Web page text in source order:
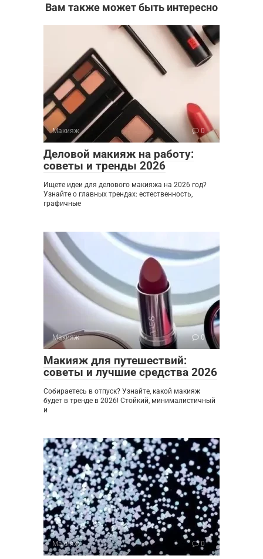
Вам также может быть интересно
Макияж 0
Деловой макияж на работу:
советы и тренды 2026
Ищете идеи для делового макияжа на 2026 год?
Узнайте о главных трендах: естественность,
графичные
Макияж 0
Макияж для путешествий:
советы и лучшие средства 2026
Собираетесь в отпуск? Узнайте, какой макияж
будет в тренде в 2026! Стойкий, минималистичный
и
Макияж 0